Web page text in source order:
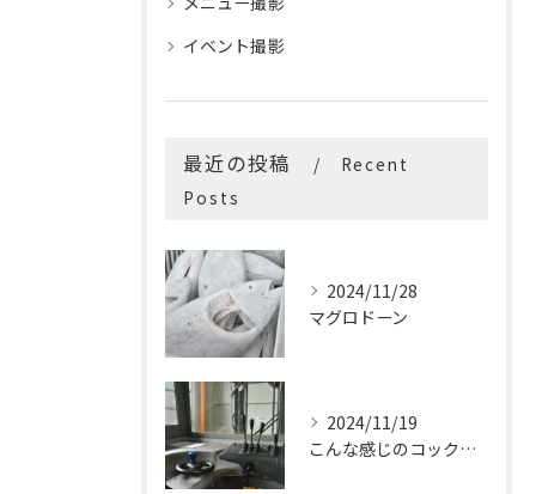
イベント撮影
最近の投稿
Recent
Posts
2024/11/28
マグロドーン
2024/11/19
こんな感じのコックピットはたまらないです